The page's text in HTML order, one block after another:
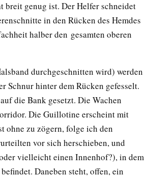
breit genug ist. Der Helfer schneidet
in den Rücken des Hemdes
halber den gesamten oberen
durchgeschnitten wird) werden
Schnur hinter dem Rücken gefesselt.
die Bank gesetzt. Die Wachen
Die Guillotine erscheint mit
ohne zu zögern, folge ich den
vor sich herschieben, und
vielleicht einen Innenhof?), in dem
Daneben steht, offen, ein